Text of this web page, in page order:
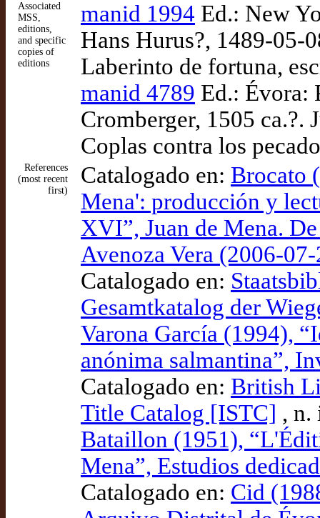
Associated
MSS,
editions,
and specific
copies of
editions
manid 1994 Ed.: New
Hans Hurus?, 1489-05-
Laberinto de fortuna,
manid 4789 Ed.: Évora:
Cromberger, 1505 ca.?.
Coplas contra los
References
(most recent
first)
Catalogado en: Brocato
Mena': producción y
XVI”, Juan de Mena.
Avenoza Vera (2006-
Catalogado en:
Gesamtkatalog der
Varona García (1994),
anónima salmantina”,
Catalogado en: British
Title Catalog [ISTC] , n.
Bataillon (1951),
Mena”, Estudios
Catalogado en: Cid